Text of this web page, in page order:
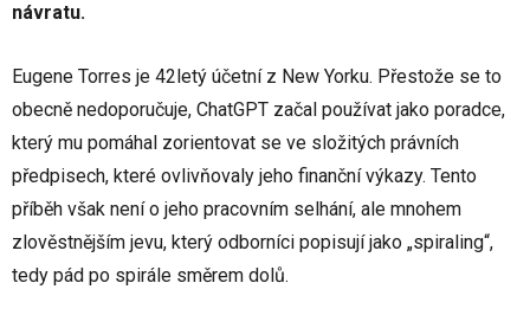
návratu.
Eugene Torres je 42letý účetní z New Yorku. Přestože se to
obecně nedoporučuje, ChatGPT začal používat jako poradce,
který mu pomáhal zorientovat se ve složitých právních
předpisech, které ovlivňovaly jeho finanční výkazy. Tento
příběh však není o jeho pracovním selhání, ale mnohem
zlověstnějším jevu, který odborníci popisují jako „spiraling“,
tedy pád po spirále směrem dolů.